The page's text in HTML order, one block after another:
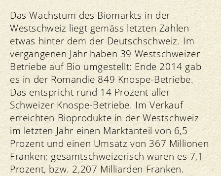
Das Wachstum des Biomarkts in der
Westschweiz liegt gemäss letzten Zahlen
etwas hinter dem der Deutschschweiz. Im
vergangenen Jahr haben 39 Westschweizer
Betriebe auf Bio umgestellt; Ende 2014 gab
es in der Romandie 849 Knospe-Betriebe.
Das entspricht rund 14 Prozent aller
Schweizer Knospe-Betriebe. Im Verkauf
erreichten Bioprodukte in der Westschweiz
im letzten Jahr einen Marktanteil von 6,5
Prozent und einen Umsatz von 367 Millionen
Franken; gesamtschweizerisch waren es 7,1
Prozent, bzw. 2,207 Milliarden Franken.